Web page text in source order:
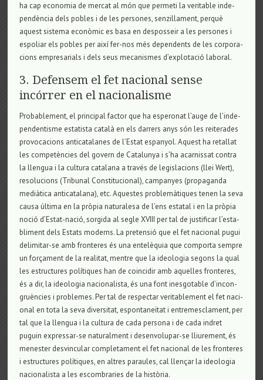
ha cap eco­no­mia de mer­cat al món que per­meti la veri­ta­ble inde­
pendència dels pobles i de les per­so­nes, sen­zi­lla­ment, perquè
aquest sis­tema econòmic es basa en des­pos­seir a les per­so­nes i
espo­liar els pobles per així fer-nos més depen­dents de les cor­po­ra­
ci­ons empre­sa­ri­als i dels seus meca­nis­mes d’explo­tació labo­ral.
3. Defensem el fet nacional sense
incórrer en el nacionalisme
Pro­ba­ble­ment, el prin­ci­pal fac­tor que ha espe­ro­nat l’auge de l’inde­
pen­den­tisme esta­tista català en els dar­rers anys són les rei­te­ra­des
pro­vo­ca­ci­ons anti­ca­ta­la­nes de l’Estat espa­nyol. Aquest ha reta­llat
les com­petències del govern de Cata­lu­nya i s’ha acar­nis­sat con­tra
la llen­gua i la cul­tura cata­lana a través de legis­la­ci­ons (llei Wert),
reso­lu­ci­ons (Tri­bu­nal Cons­ti­tu­ci­o­nal), cam­pa­nyes (pro­pa­ganda
mediàtica anti­ca­ta­lana), etc. Aques­tes pro­blemàtiques tenen la seva
causa última en la pròpia natu­ra­lesa de l’ens esta­tal i en la pròpia
noció d’Estat-nació, sor­gida al segle XVIII per tal de jus­ti­fi­car l’esta­
bli­ment dels Estats moderns. La pre­tensió que el fet naci­o­nal pugui
deli­mi­tar-se amb fron­te­res és una entelèquia que com­porta sem­pre
un forçament de la rea­li­tat, men­tre que la ide­o­lo­gia segons la qual
les estruc­tu­res polítiques han de coin­ci­dir amb aque­lles fron­te­res,
és a dir, la ide­o­lo­gia naci­o­na­lista, és una font ines­go­ta­ble d’incon­
gruències i pro­ble­mes. Per tal de res­pec­tar veri­ta­ble­ment el fet naci­
o­nal en tota la seva diver­si­tat, espon­taneïtat i entre­mes­cla­ment, per
tal que la llen­gua i la cul­tura de cada per­sona i de cada indret
puguin expres­sar-se natu­ral­ment i desen­vo­lu­par-se lliu­re­ment, és
menes­ter des­vin­cu­lar com­ple­ta­ment el fet naci­o­nal de les fron­te­res
i estruc­tu­res polítiques, en altres parau­les, cal llençar la ide­o­lo­gia
naci­o­na­lista a les escom­bra­ries de la història.